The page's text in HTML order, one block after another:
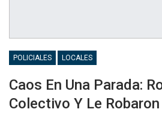
POLICIALES LOCALES
Caos En Una Parada:
Colectivo Y Le